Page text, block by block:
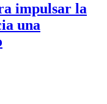
impulsar la
una